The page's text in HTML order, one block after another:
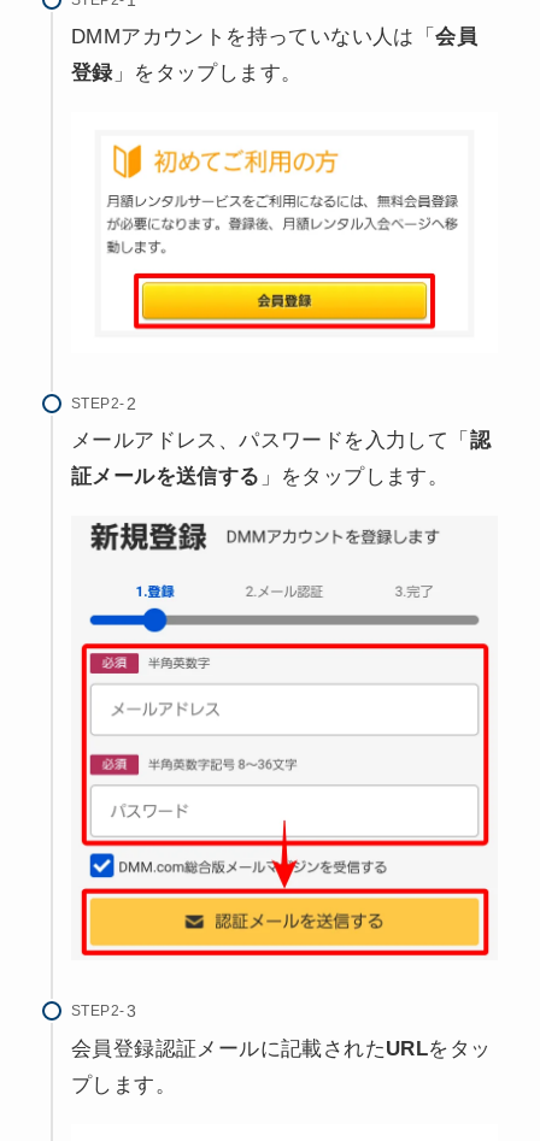
DMMアカウントを持っていない人は「会員
登録」をタップします。
STEP2-
メールアドレス、パスワードを入力して「 認
証メールを送信する 」をタップします。
STEP2-
会員登録認証メールに記載されたURLをタッ
プします。